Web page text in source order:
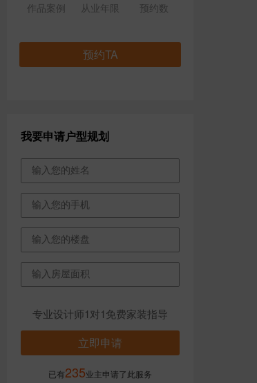
预约数
从业年限
作品案例
预约TA
我要申请户型规划
专业设计师1对1免费家装指导
立即申请
已有235业主申请了此服务